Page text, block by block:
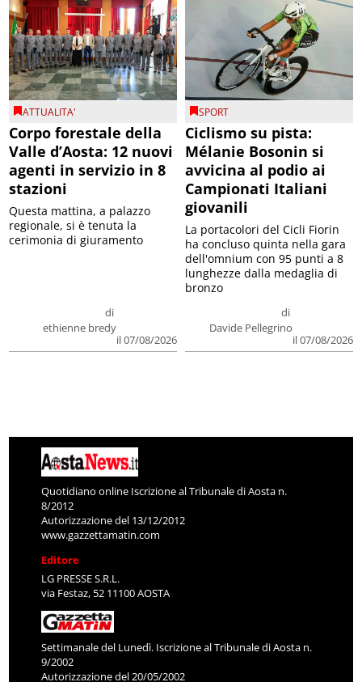
ATTUALITA'
Corpo forestale della
Valle d’Aosta: 12 nuovi
agenti in servizio in 8
stazioni
di
ethienne bredy
il 07/08/2026
Questa mattina, a palazzo
regionale, si è tenuta la
cerimonia di giuramento
SPORT
Ciclismo su pista:
Mélanie Bosonin si
avvicina al podio ai
Campionati Italiani
giovanili
di
Davide Pellegrino
il 07/08/2026
La portacolori del Cicli Fiorin
ha concluso quinta nella gara
dell'omnium con 95 punti a 8
lunghezze dalla medaglia di
bronzo
Quotidiano online Iscrizione al Tribunale di Aosta n.
8/2012
Autorizzazione del 13/12/2012
www.gazzettamatin.com
Editore
LG PRESSE S.R.L.
via Festaz, 52 11100 AOSTA
Settimanale del Lunedì. Iscrizione al Tribunale di Aosta n.
9/2002
Autorizzazione del 20/05/2002